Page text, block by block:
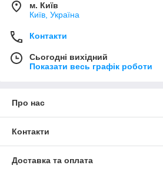
м. Київ
Київ, Україна
Контакти
Сьогодні вихідний
Показати весь графік роботи
Про нас
Контакти
Доставка та оплата